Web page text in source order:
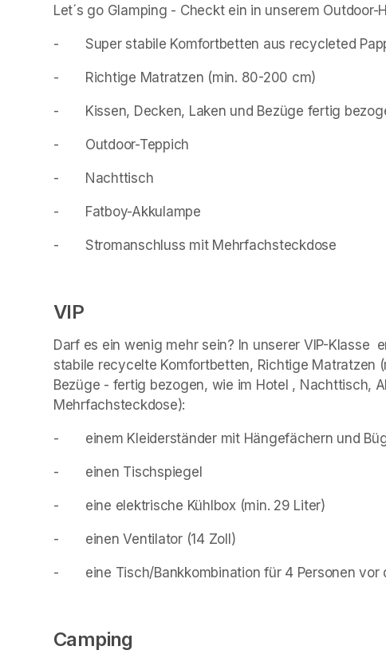
Let´s go Glamping - Checkt ein in unserem Outdoor-
- 		Super stabile Komfortbetten aus recycleted
- 		Richtige Matratzen (min. 80-200 cm)
- 		Kissen, Decken, Laken und Bezüge fertig
- 		Outdoor-Teppich
- 		Nachttisch
- 		Fatboy-Akkulampe
- 		Stromanschluss mit Mehrfachsteckdose
VIP
Darf es ein wenig mehr sein? In unserer VIP-Klasse
stabile recycelte Komfortbetten, Richtige Matratzen
Bezüge - fertig bezogen, wie im Hotel , Nachttisch,
Mehrfachsteckdose):
- 		einem Kleiderständer mit Hängefächern und
- 		einen Tischspiegel
- 		eine elektrische Kühlbox (min. 29 Liter)
- 		einen Ventilator (14 Zoll)
- 		eine Tisch/Bankkombination für 4 Personen
Camping